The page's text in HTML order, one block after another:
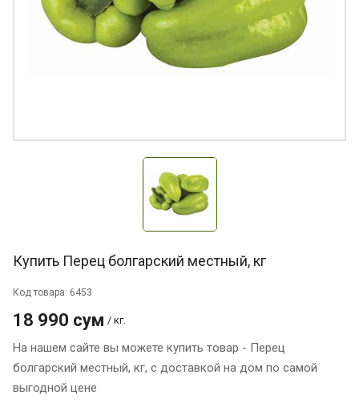
Купить Перец болгарский местный, кг
Код товара: 6453
18 990 сум / кг.
На нашем сайте вы можете купить товар - Перец
болгарский местный, кг, с доставкой на дом по самой
выгодной цене